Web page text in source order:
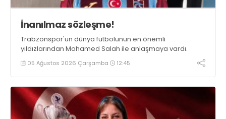
İnanılmaz sözleşme!
Trabzonspor'un dünya futbolunun en önemli
yıldızlarından Mohamed Salah ile anlaşmaya vardı.
05 Ağustos 2026 Çarşamba 12:45